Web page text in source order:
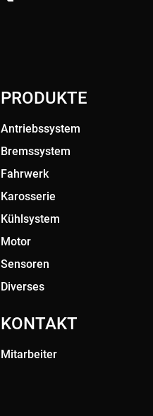
PRODUKTE
Antriebssystem
Bremssystem
Fahrwerk
Karosserie
Kühlsystem
Motor
Sensoren
Diverses
KONTAKT
Mitarbeiter